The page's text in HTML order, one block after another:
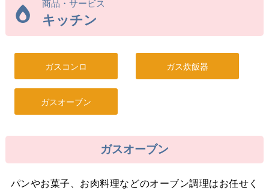
商品・サービス
キッチン
ガスコンロ ガス炊飯器
ガスオーブン
ガスオーブン
パンやお菓子、お肉料理などのオーブン調理はお任せく